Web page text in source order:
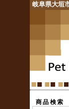
岐阜県大垣
商品検索